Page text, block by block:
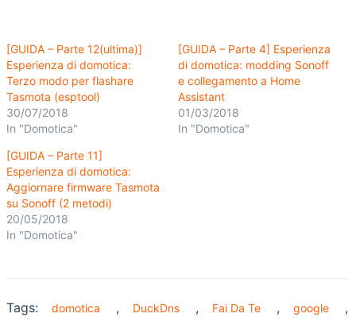
[GUIDA – Parte 12(ultima)]
Esperienza di domotica:
Terzo modo per flashare
Tasmota (esptool)
30/07/2018
In "Domotica"
[GUIDA – Parte 4] Esperienza
di domotica: modding Sonoff
e collegamento a Home
Assistant
01/03/2018
In "Domotica"
[GUIDA – Parte 11]
Esperienza di domotica:
Aggiornare firmware Tasmota
su Sonoff (2 metodi)
20/05/2018
In "Domotica"
Tags: domotica , DuckDns , Fai Da Te , google ,